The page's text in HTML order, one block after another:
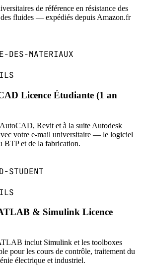
de référence en résistance des
fluides — expédiés depuis Amazon.fr
DES-MATERIAUX
Licence Étudiante (1 an
Revit et à la suite Autodesk
votre e-mail universitaire — le logiciel
BTP et de la fabrication.
STUDENT
& Simulink Licence
inclut Simulink et les toolboxes
pour les cours de contrôle, traitement du
électrique et industriel.